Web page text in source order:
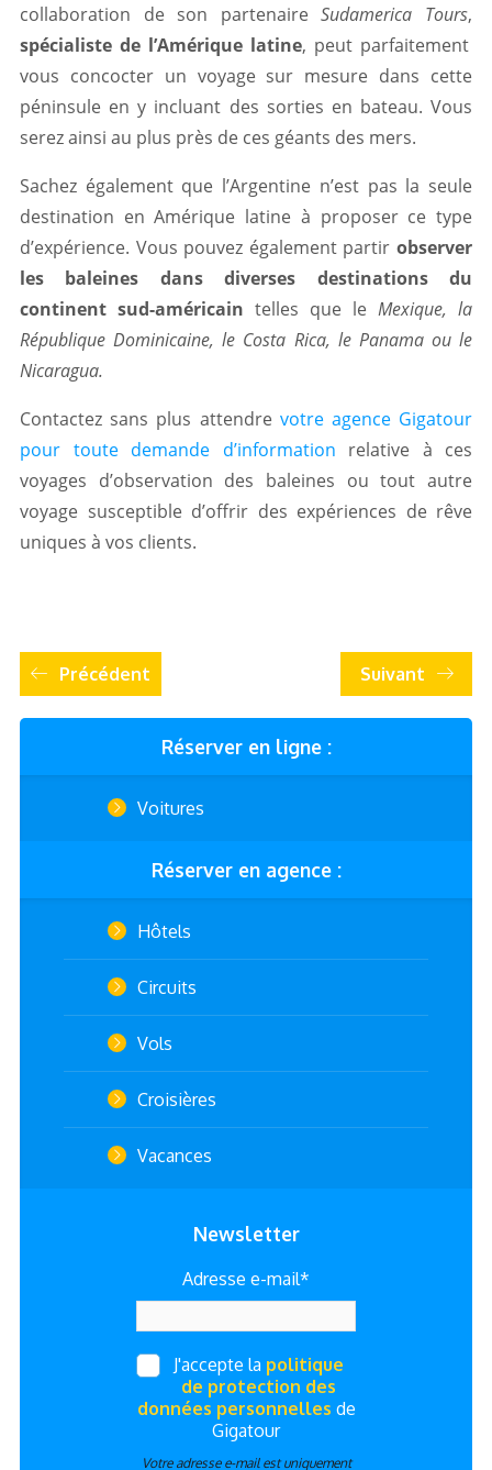
Réserver en ligne :
Voitures
Réserver en agence :
Hôtels
Circuits
Vols
Croisières
Vacances
Newsletter
Adresse e-mail*
J'accepte la politique
de protection des
données personnelles de
Gigatour
Votre adresse e-mail est uniquement
collaboration de son partenaireSudamerica Tours,
spécialiste de l’Amérique latine, peut parfaitement
vous concocter un voyage sur mesure dans cette
péninsule en y incluant des sorties en bateau. Vous
serez ainsi au plus près de ces géants des mers.
Sachez également que l’Argentine n’est pas la seule
destination en Amérique latine à proposer ce type
d’expérience. Vous pouvez également partir observer
les baleines dans diverses destinations du
continent sud-américain telles que le Mexique, la
République Dominicaine, le Costa Rica, le Panama ou le
Nicaragua.
Contactez sans plus attendre votre agence Gigatour
pour toute demande d’information relative à ces
voyages d’observation des baleines ou tout autre
voyage susceptible d’offrir des expériences de rêve
uniques à vos clients.
Précédent Suivant